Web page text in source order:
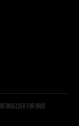
BETINGELSER FOR BRUG